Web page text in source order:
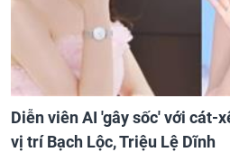
Diễn viên AI 'gây sốc' với cát-
vị trí Bạch Lộc, Triệu Lệ Dĩnh